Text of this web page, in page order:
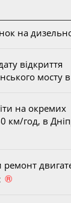
на
відкриття
мосту в
на окремих
км/год, в
ремонт
®